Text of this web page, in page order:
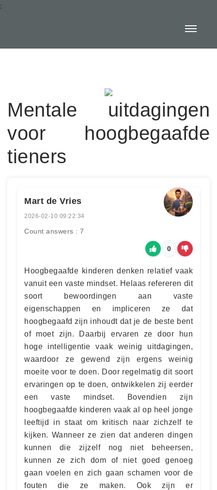
:
Mentale uitdagingen
voor hoogbegaafde
tieners
Mart de Vries
2026-02-10 09:22:34
Count answers : 7
0
Hoogbegaafde kinderen denken relatief vaak
vanuit een vaste mindset. Helaas refereren dit
soort bewoordingen aan vaste
eigenschappen en impliceren ze dat
hoogbegaafd zijn inhoudt dat je de beste bent
of moet zijn. Daarbij ervaren ze door hun
hoge intelligentie vaak weinig uitdagingen,
waardoor ze gewend zijn ergens weinig
moeite voor te doen. Door regelmatig dit soort
ervaringen op te doen, ontwikkelen zij eerder
een vaste mindset. Bovendien zijn
hoogbegaafde kinderen vaak al op heel jonge
leeftijd in staat om kritisch naar zichzelf te
kijken. Wanneer ze zien dat anderen dingen
kunnen die zijzelf nog niet beheersen,
kunnen ze zich dom of niet goed genoeg
gaan voelen en zich gaan schamen voor de
fouten die ze maken. Ook zijn er